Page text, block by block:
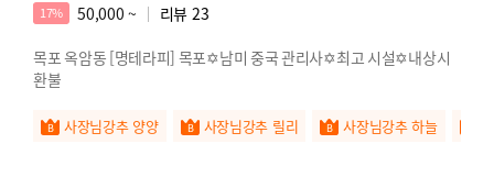
17% 50,000 ~ 리뷰 23
목포 옥암동 [명테라피] 목포✡️남미 중국 관리사✡️최고 시설✡️내상시
환불
사장님강추 양양 사장님강추 릴리 사장님강추 하늘